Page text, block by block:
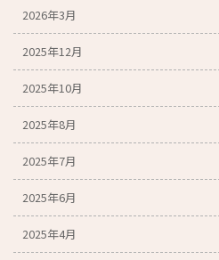
2026年3月
2025年12月
2025年10月
2025年8月
2025年7月
2025年6月
2025年4月